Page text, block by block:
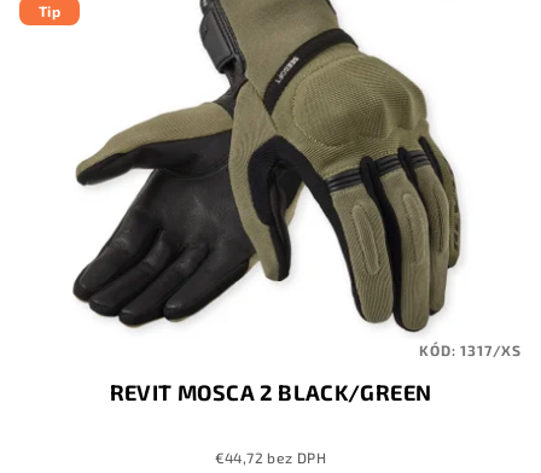
Tip
REVIT MOSCA 2 BLACK/GREEN
€44,72 bez DPH
KÓD:1317/XS